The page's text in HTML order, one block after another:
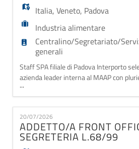
Italia,Veneto, Padova
Industria alimentare
Centralino/Segretariato/
generali
Staff SPA filiale di Padova Interporto
azienda leader interna al MAAP con
esperienza nella commercializzazione di
agroalimentari di qualità un/a
ENTRY PART-TIME La risorsa sarà
di una realtà storica e strutturata,
logistico-amministrativo. Nello specific
...
20/07/2026
ADDETTO/A FRONT
SEGRETERIA L.68/99